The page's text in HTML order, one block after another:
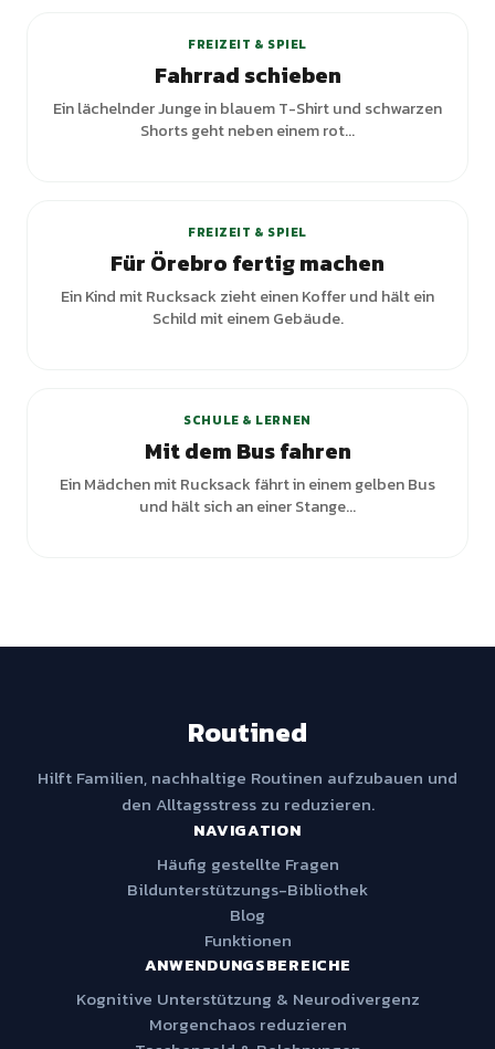
FREIZEIT & SPIEL
Fahrrad schieben
Ein lächelnder Junge in blauem T-Shirt und schwarzen
Shorts geht neben einem rot...
FREIZEIT & SPIEL
Für Örebro fertig machen
Ein Kind mit Rucksack zieht einen Koffer und hält ein
Schild mit einem Gebäude.
SCHULE & LERNEN
Mit dem Bus fahren
Ein Mädchen mit Rucksack fährt in einem gelben Bus
und hält sich an einer Stange...
Routined
Hilft Familien, nachhaltige Routinen aufzubauen und
den Alltagsstress zu reduzieren.
NAVIGATION
Häufig gestellte Fragen
Bildunterstützungs-Bibliothek
Blog
Funktionen
ANWENDUNGSBEREICHE
Kognitive Unterstützung & Neurodivergenz
Morgenchaos reduzieren